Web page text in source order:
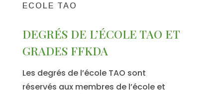
ECOLE TAO
DEGRÉS DE L’ÉCOLE TAO ET
GRADES FFKDA
Les degrés de l’école TAO sont
réservés aux membres de l’école et